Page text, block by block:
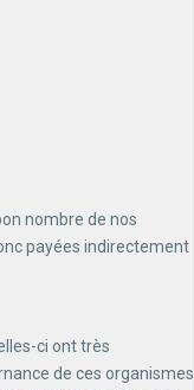
nombre de nos
payées indirectement
ci ont très
de ces organismes.